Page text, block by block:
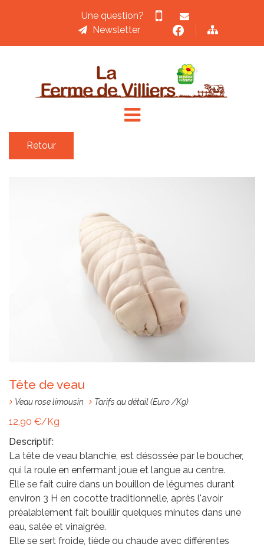
Une question?
Newsletter
ACCUEIL
RECETTES
AVIS
INFO
-
COMMANDE
Retour
Tête de veau
Veau rose limousin Tarifs au détail (Euro /Kg)
12,90 €/Kg
Descriptif:
La tête de veau blanchie, est désossée par le boucher,
qui la roule en enfermant joue et langue au centre.
Elle se fait cuire dans un bouillon de légumes durant
environ 3 H en cocotte traditionnelle, après l'avoir
préalablement fait bouillir quelques minutes dans une
eau, salée et vinaigrée.
Elle se sert froide, tiède ou chaude avec différentes